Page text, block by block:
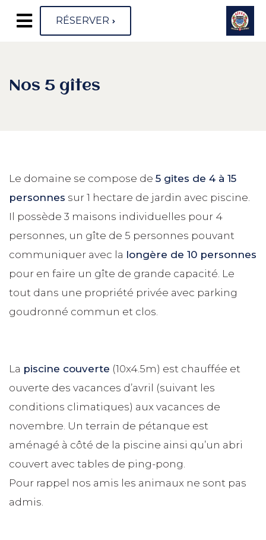
RÉSERVER
Nos 5 gîtes
Le domaine se compose de 5 gites de 4 à 15
personnes sur 1 hectare de jardin avec piscine.
Il possède 3 maisons individuelles pour 4
personnes, un gîte de 5 personnes pouvant
communiquer avec la longère de 10 personnes
pour en faire un gîte de grande capacité. Le
tout dans une propriété privée avec parking
goudronné commun et clos.
La piscine couverte (10x4.5m) est chauffée et
ouverte des vacances d’avril (suivant les
conditions climatiques) aux vacances de
novembre. Un terrain de pétanque est
aménagé à côté de la piscine ainsi qu’un abri
couvert avec tables de ping-pong.
Pour rappel nos amis les animaux ne sont pas
admis.